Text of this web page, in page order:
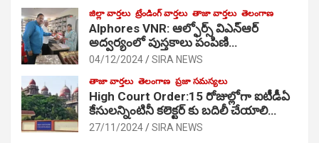
జిల్లా వార్తలు ట్రేండింగ్ వార్తలు తాజా వార్తలు తెలంగాణ
Alphores VNR: ఆల్ఫోర్స్ విఎన్ఆర్
అద్వర్యంలో పుస్తకాలు పంపిణి…
04/12/2024 SIRA NEWS
తాజా వార్తలు తెలంగాణ ప్రజా సమస్యలు
High Court Order:15 రోజుల్లోగా ఐటీడీఏ
కేసులన్నింటినీ కలెక్టర్ కు బదిలీ చేయాలి…
27/11/2024 SIRA NEWS